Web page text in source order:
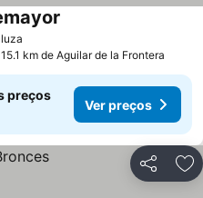
km de Aguilar de la Frontera
preços
Ver preços
Partilhar